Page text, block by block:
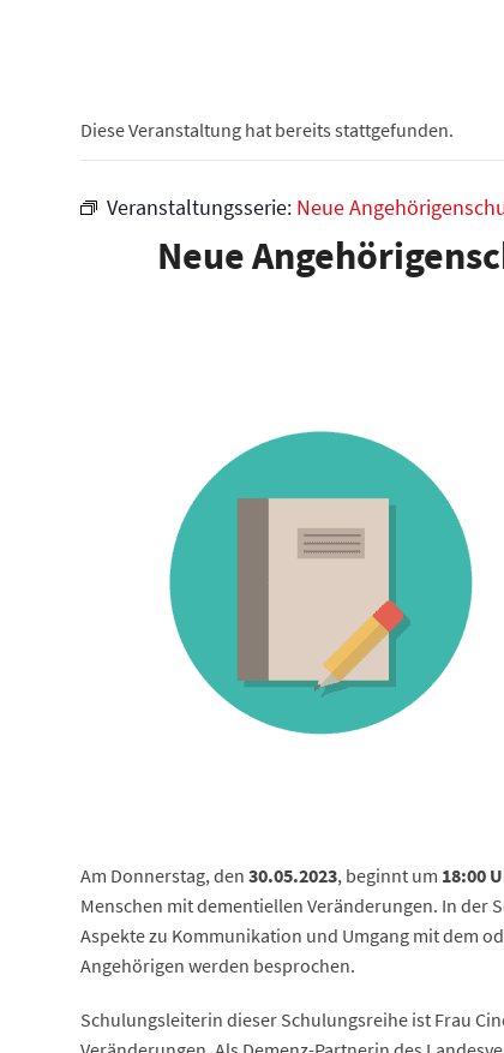
Diese Veranstaltung hat bereits stattgefunden.
Veranstaltungsserie: Neue
Neue
Am Donnerstag, den 30.05.2023, beginnt um 18:00
Menschen mit dementiellen Veränderungen. In
Aspekte zu Kommunikation und Umgang mit dem
Angehörigen werden besprochen.
Schulungsleiterin dieser Schulungsreihe ist Frau